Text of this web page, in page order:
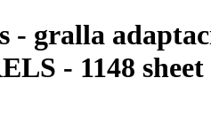
- gralla
- 1148